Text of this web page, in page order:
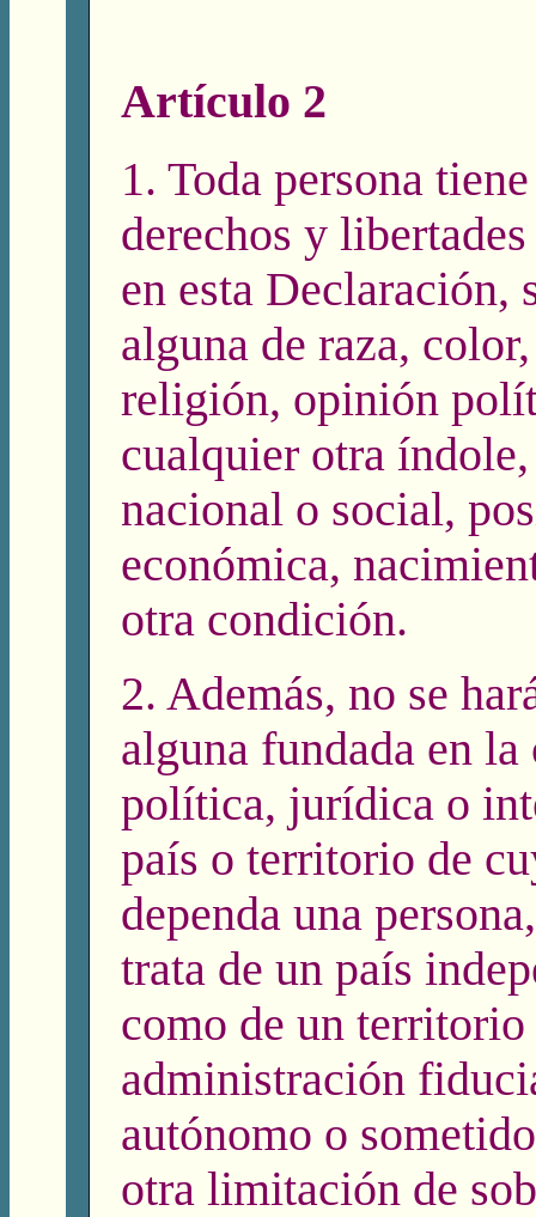
Artículo 2
1. Toda persona
derechos y
en esta Declaración,
alguna de raza,
religión, opinión
cualquier otra
nacional o social,
económica,
otra condición.
2. Además, no se
alguna fundada en
política, jurídica o
país o territorio de
dependa una
trata de un país
como de un
administración
autónomo o
otra limitación de